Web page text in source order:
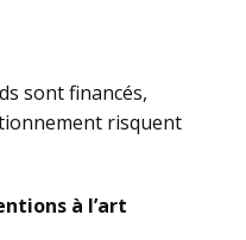
sont financés,
risquent
à l’art